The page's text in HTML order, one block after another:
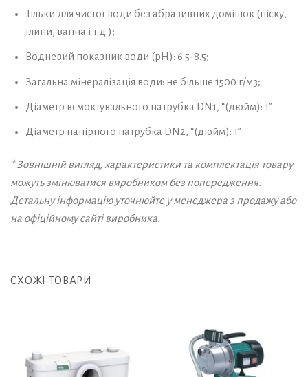
Тільки для чистої води без абразивних домішок (піску,
глини, вапна і т.д.);
Водневий показник води (рН): 6.5-8.5;
Загальна мінералізація води: не більше 1500 г/м3;
Діаметр всмоктувального патрубка DN1, “(дюйм): 1”
Діаметр напірного патрубка DN2, “(дюйм): 1”
* Зовнішній вигляд, характеристики та комплектація товару
можуть змінюватися виробником без попередження.
Детальну інформацію уточнюйте у менеджера з продажу або
на офіційному сайті виробника.
СХОЖІ ТОВАРИ